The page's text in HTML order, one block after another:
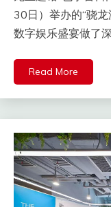
30日）举办的“骁
数字娱乐盛宴做了
Read More